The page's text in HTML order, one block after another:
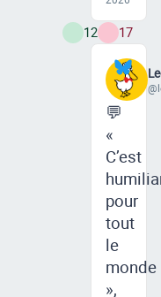
12 17
💬
«
C’est
pour
tout
le
monde
»,